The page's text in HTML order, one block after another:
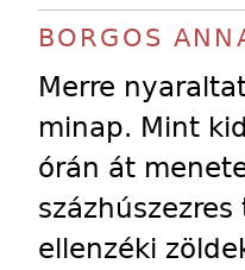
BORGOS
Merre
minap. Mint
órán át
ellenzéki